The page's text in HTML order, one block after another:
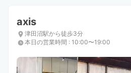
axis
津田沼駅から徒歩3分
本日の営業時間 : 10:00〜19:00